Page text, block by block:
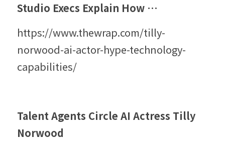
Studio Execs Explain How …
https://www.thewrap.com/tilly-
norwood-ai-actor-hype-technology-
capabilities/
Talent Agents Circle AI Actress Tilly
Norwood